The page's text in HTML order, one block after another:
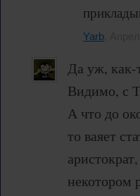
Yarb
Да уж, как-
Видимо, с
А что до
то ваяет
некотором